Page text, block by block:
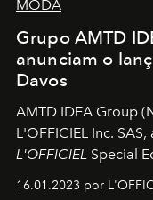
MODA
Grupo AMTD
anunciam o
Davos
AMTD IDEA Group
L'OFFICIEL Inc.
L'OFFICIEL Special
16.01.2023 por